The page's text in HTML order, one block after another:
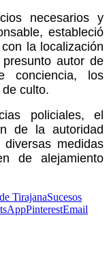
necesarios y
estableció
la localización
autor de
conciencia, los
culto.
policiales, el
de la autoridad
medidas
de alejamiento
TirajanaSucesos
PinterestEmail